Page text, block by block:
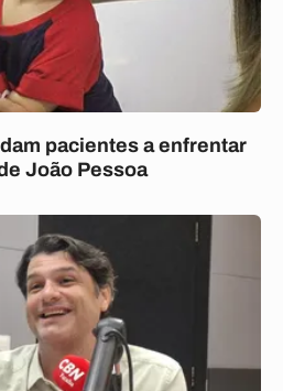
pacientes a enfrentar
João Pessoa